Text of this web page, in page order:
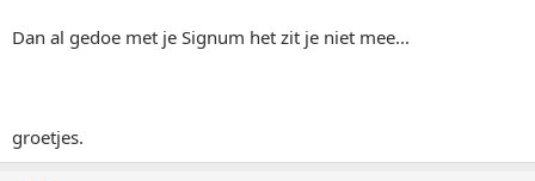
Dan al gedoe met je Signum het zit je niet mee...
groetjes.